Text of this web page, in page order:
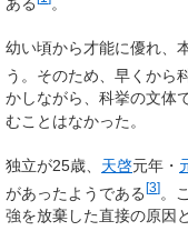
幼い頃から才能に優れ、
う。そのため、早くから
かしながら、科挙の文体
むことはなかった。
独立が25歳、 天啓元年・
があったようである[3]。
強を放棄した直接の原因